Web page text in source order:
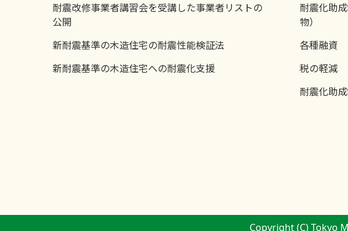
耐震改修事業者講習会を受講した事業者リストの
公開
新耐震基準の木造住宅の耐震性能検証法
新耐震基準の木造住宅への耐震化支援
耐震化助
物）
各種融資
税の軽減
耐震化助
Copyright (C) Tokyo